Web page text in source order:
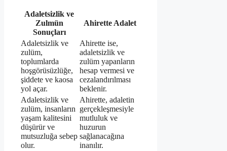
Adaletsizlik ve
Zulmün
Sonuçları
Ahirette Adalet
Adaletsizlik ve
zulüm,
toplumlarda
hoşgörüsüzlüğe,
şiddete ve kaosa
yol açar.
Ahirette ise,
adaletsizlik ve
zulüm yapanların
hesap vermesi ve
cezalandırılması
beklenir.
Adaletsizlik ve
zulüm, insanların
yaşam kalitesini
düşürür ve
mutsuzluğa sebep
olur.
Ahirette, adaletin
gerçekleşmesiyle
mutluluk ve
huzurun
sağlanacağına
inanılır.